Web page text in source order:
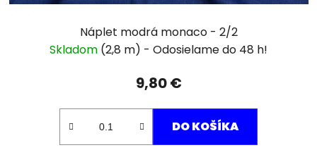
Náplet modrá monaco - 2/2
Skladom (2,8 m)
9,80 €
DO KOŠÍKA